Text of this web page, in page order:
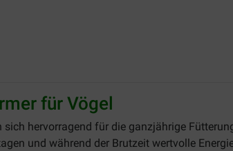
für Vögel
hervorragend für die ganzjährige
und während der Brutzeit wertvolle